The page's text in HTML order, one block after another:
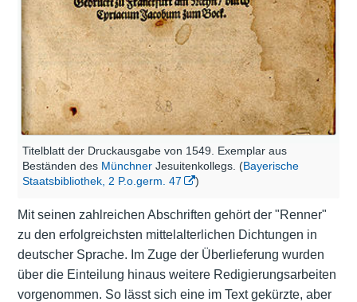
Titelblatt der Druckausgabe von 1549. Exemplar aus
Beständen des Münchner Jesuitenkollegs. (Bayerische
Staatsbibliothek, 2 P.o.germ. 47
)
Mit seinen zahlreichen Abschriften gehört der "Renner"
zu den erfolgreichsten mittelalterlichen Dichtungen in
deutscher Sprache. Im Zuge der Überlieferung wurden
über die Einteilung hinaus weitere Redigierungsarbeiten
vorgenommen. So lässt sich eine im Text gekürzte, aber